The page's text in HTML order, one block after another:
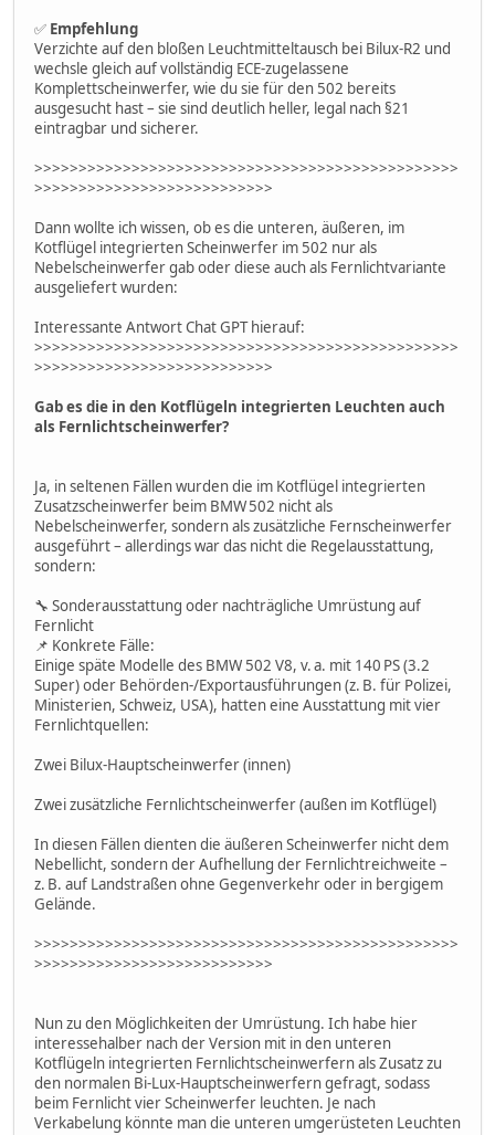
✅ Empfehlung
Verzichte auf den bloßen Leuchtmitteltausch bei Bilux-R2 und
wechsle gleich auf vollständig ECE-zugelassene
Komplettscheinwerfer, wie du sie für den 502 bereits
ausgesucht hast – sie sind deutlich heller, legal nach §21
eintragbar und sicherer.
>>>>>>>>>>>>>>>>>>>>>>>>>>>>>>>>>>>>>>>>>>>>>>>>
>>>>>>>>>>>>>>>>>>>>>>>>>>>
Dann wollte ich wissen, ob es die unteren, äußeren, im
Kotflügel integrierten Scheinwerfer im 502 nur als
Nebelscheinwerfer gab oder diese auch als Fernlichtvariante
ausgeliefert wurden:
Interessante Antwort Chat GPT hierauf:
>>>>>>>>>>>>>>>>>>>>>>>>>>>>>>>>>>>>>>>>>>>>>>>>
>>>>>>>>>>>>>>>>>>>>>>>>>>>
Gab es die in den Kotflügeln integrierten Leuchten auch
als Fernlichtscheinwerfer?
Ja, in seltenen Fällen wurden die im Kotflügel integrierten
Zusatzscheinwerfer beim BMW 502 nicht als
Nebelscheinwerfer, sondern als zusätzliche Fernscheinwerfer
ausgeführt – allerdings war das nicht die Regelausstattung,
sondern:
🔧 Sonderausstattung oder nachträgliche Umrüstung auf
Fernlicht
📌 Konkrete Fälle:
Einige späte Modelle des BMW 502 V8, v. a. mit 140 PS (3.2
Super) oder Behörden-/Exportausführungen (z. B. für Polizei,
Ministerien, Schweiz, USA), hatten eine Ausstattung mit vier
Fernlichtquellen:
Zwei Bilux-Hauptscheinwerfer (innen)
Zwei zusätzliche Fernlichtscheinwerfer (außen im Kotflügel)
In diesen Fällen dienten die äußeren Scheinwerfer nicht dem
Nebellicht, sondern der Aufhellung der Fernlichtreichweite –
z. B. auf Landstraßen ohne Gegenverkehr oder in bergigem
Gelände.
>>>>>>>>>>>>>>>>>>>>>>>>>>>>>>>>>>>>>>>>>>>>>>>>
>>>>>>>>>>>>>>>>>>>>>>>>>>>
Nun zu den Möglichkeiten der Umrüstung. Ich habe hier
interessehalber nach der Version mit in den unteren
Kotflügeln integrierten Fernlichtscheinwerfern als Zusatz zu
den normalen Bi-Lux-Hauptscheinwerfern gefragt, sodass
beim Fernlicht vier Scheinwerfer leuchten. Je nach
Verkabelung könnte man die unteren umgerüsteten Leuchten